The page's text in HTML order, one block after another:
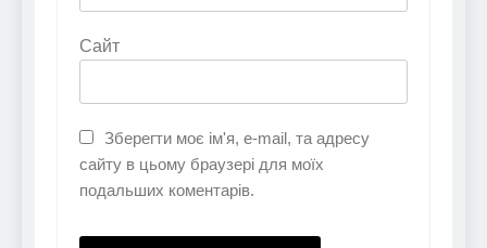
Сайт
Зберегти моє ім'я, e-mail, та адресу
сайту в цьому браузері для моїх
подальших коментарів.